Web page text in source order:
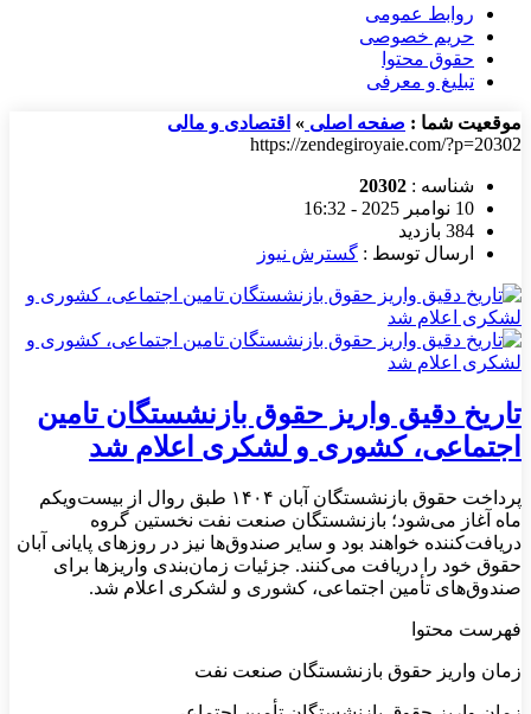
روابط عمومی
حریم خصوصی
حقوق محتوا
تبلیغ و معرفی
موقعیت شما : صفحه اصلی » اقتصادی و مالی
https://zendegiroyaie.com/?p=20302
شناسه : 20302
10 نوامبر 2025 - 16:32
384 بازدید
ارسال توسط : گسترش نیوز
تاریخ دقیق واریز حقوق بازنشستگان تامین
اجتماعی، کشوری و لشکری اعلام شد
پرداخت حقوق بازنشستگان آبان ۱۴۰۴ طبق روال از بیست‌ویکم
ماه آغاز می‌شود؛ بازنشستگان صنعت نفت نخستین گروه
دریافت‌کننده خواهند بود و سایر صندوق‌ها نیز در روزهای پایانی آبان
حقوق خود را دریافت می‌کنند. جزئیات زمان‌بندی واریزها برای
صندوق‌های تأمین اجتماعی، کشوری و لشکری اعلام شد.
فهرست محتوا
زمان واریز حقوق بازنشستگان صنعت نفت